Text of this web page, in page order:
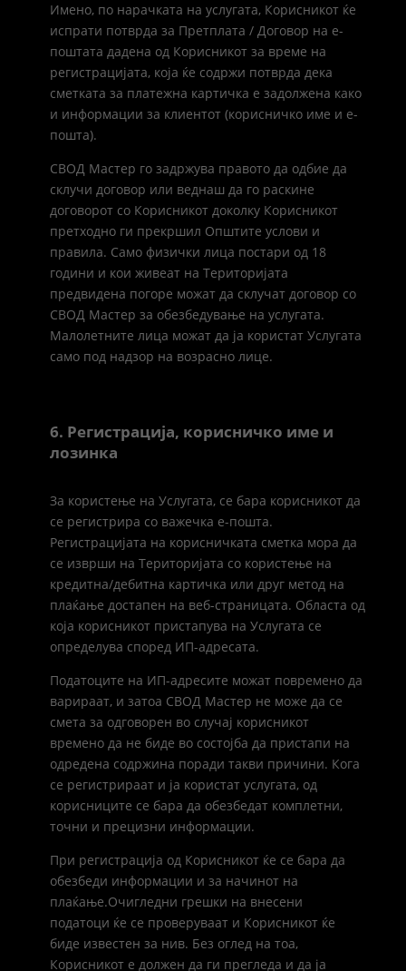
Имено, по нарачката на услугата, Корисникот ќе
испрати потврда за Претплата / Договор на e-
поштата дадена од Корисникот за време на
регистрацијата, која ќе содржи потврда дека
сметката за платежна картичка е задолжена како
и информации за клиентот (корисничко име и е-
пошта).
СВОД Мастер го задржува правото да одбие да
склучи договор или веднаш да го раскине
договорот со Корисникот доколку Корисникот
претходно ги прекршил Општите услови и
правила. Само физички лица постари од 18
години и кои живеат на Територијата
предвидена погоре можат да склучат договор со
СВОД Мастер за обезбедување на услугата.
Малолетните лица можат да ја користат Услугата
само под надзор на возрасно лице.
6. Регистрација, корисничко име и
лозинка
За користење на Услугата, се бара корисникот да
се регистрира со важечка е-пошта.
Регистрацијата на корисничката сметка мора да
се изврши на Територијата со користење на
кредитна/дебитна картичка или друг метод на
плаќање достапен на веб-страницата. Областа од
која корисникот пристапува на Услугата се
определува според ИП-адресата.
Податоците на ИП-адресите можат повремено да
варираат, и затоа СВОД Мастер не може да се
смета за одговорен во случај корисникот
времено да не биде во состојба да пристапи на
одредена содржина поради такви причини. Кога
се регистрираат и ја користат услугата, од
корисниците се бара да обезбедат комплетни,
точни и прецизни информации.
При регистрација од Корисникот ќе се бара да
обезбеди информации и за начинот на
плаќање.Очигледни грешки на внесени
податоци ќе се проверуваат и Корисникот ќе
биде известен за нив. Без оглед на тоа,
Корисникот е должен да ги прегледа и да ја